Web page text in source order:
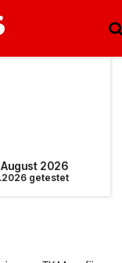
2026
getestet